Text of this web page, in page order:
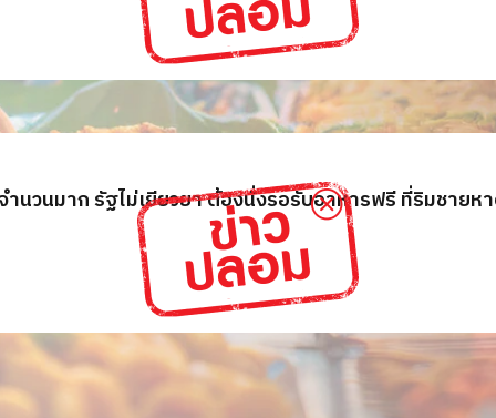
นวนมาก รัฐไม่เยียวยา ต้องนั่งรอรับอาหารฟรี ที่ริมชายห